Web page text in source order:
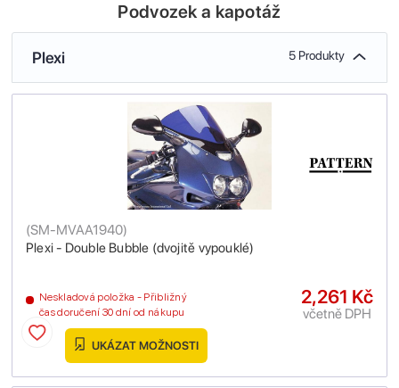
Podvozek a kapotáž
Plexi 5 Produkty
Plexi - Double Bubble (dvojitě vypouklé)
(SM-MVAA1940)
Neskladová položka - Přibližný
čas doručení 30 dní od nákupu
2,261 Kč
včetně DPH
UKÁZAT MOŽNOSTI